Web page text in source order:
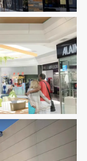
Pilotage D'opération